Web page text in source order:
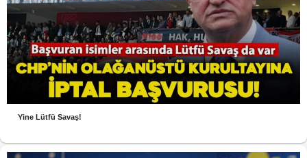
Yine Lütfü Savaş!